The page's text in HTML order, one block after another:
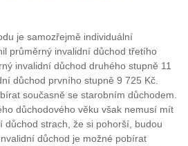
je samozřejmě individuální
průměrný invalidní důchod třetího
invalidní důchod druhého stupně 11
důchod prvního stupně 9 725 Kč.
současně se starobním důchodem.
důchodového věku však nemusí mít
strach, že si pohorší, budou
důchod je možné pobírat